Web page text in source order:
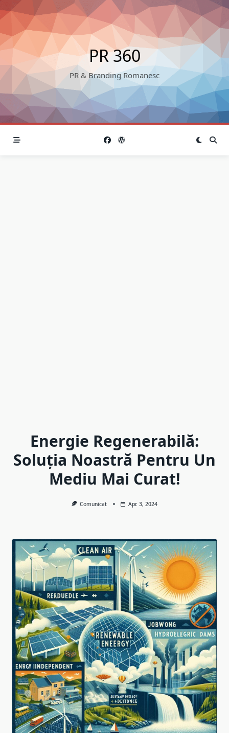
Skip
to
content
PR 360
PR & Branding Romanesc
Energie Regenerabilă:
Soluția Noastră Pentru Un
Mediu Mai Curat!
Comunicat Apr. 3, 2024